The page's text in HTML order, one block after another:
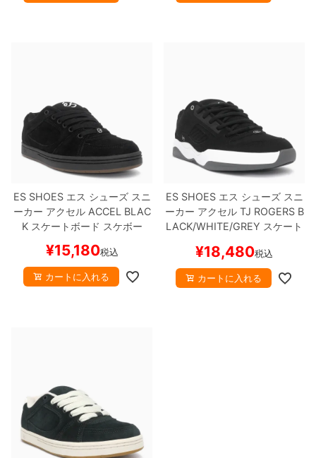
ES SHOESエス シューズ スニ
ーカー アクセルACCEL BLAC
Kスケートボード スケボー
¥15,180税込
カートに入れる
ES SHOESエス シューズ スニ
ーカー アクセルTJ ROGERSB
LACK/WHITE/GREY スケート
¥18,480税込
カートに入れる